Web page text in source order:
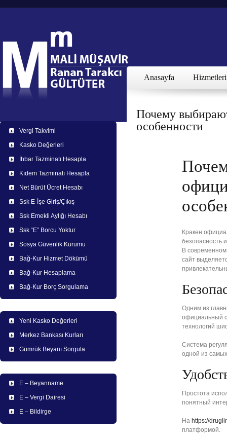
Anasayfa
Почему
особенности
Кракен
безопасность
В
сайт
Одним из
официальный
технологий
Система
одной из
Простота
понятный
На https://
платформой.
Vergi Takvimi
Kasko Değerleri
İhbar Tazminatı Hesapla
Kıdem Tazminatı Hesapla
Net Bürüt Ücret Hesabı
Ssk E-İşe Giriş/Çıkış
Ssk Emekli Aylığı Hesabı
Ssk “E” Borcu Yoktur
Sosya Güvenlik Kurumu
Bağ-Kur Hizmet Dökümü
Bağ-Kur Hesaplama
Bağ-Kur Borç Sorgulama
Yeni Kasko Değerleri
Merkez Bankası Kurları
Gümrük Beyanı Sorgula
E – Beyanname
E – Vergi Dairesi
E – Bildirge